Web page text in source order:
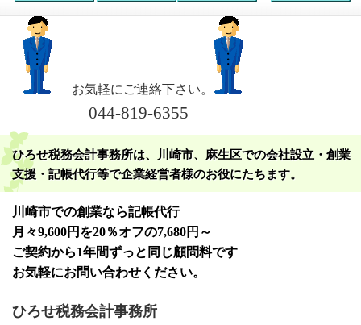
お気軽にご連絡下さい。
044-819-6355
ひろせ税務会計事務所は、川崎市、麻生区での会社設立・創業
支援・記帳代行等で企業経営者様のお役にたちます。
川崎市での創業なら記帳代行
月々9,600円を20％オフの7,680円～
ご契約から1年間ずっと同じ顧問料です
お気軽にお問い合わせください。
ひろせ税務会計事務所